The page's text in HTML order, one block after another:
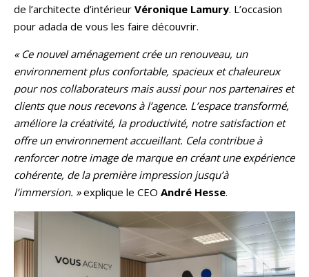
de l’architecte d’intérieur Véronique Lamury. L’occasion
pour adada de vous les faire découvrir.
« Ce nouvel aménagement crée un renouveau, un
environnement plus confortable, spacieux et chaleureux
pour nos collaborateurs mais aussi pour nos partenaires et
clients que nous recevons à l’agence. L’espace transformé,
améliore la créativité, la productivité, notre satisfaction et
offre un environnement accueillant. Cela contribue à
renforcer notre image de marque en créant une expérience
cohérente, de la première impression jusqu’à
l’immersion. »explique le CEO André Hesse.